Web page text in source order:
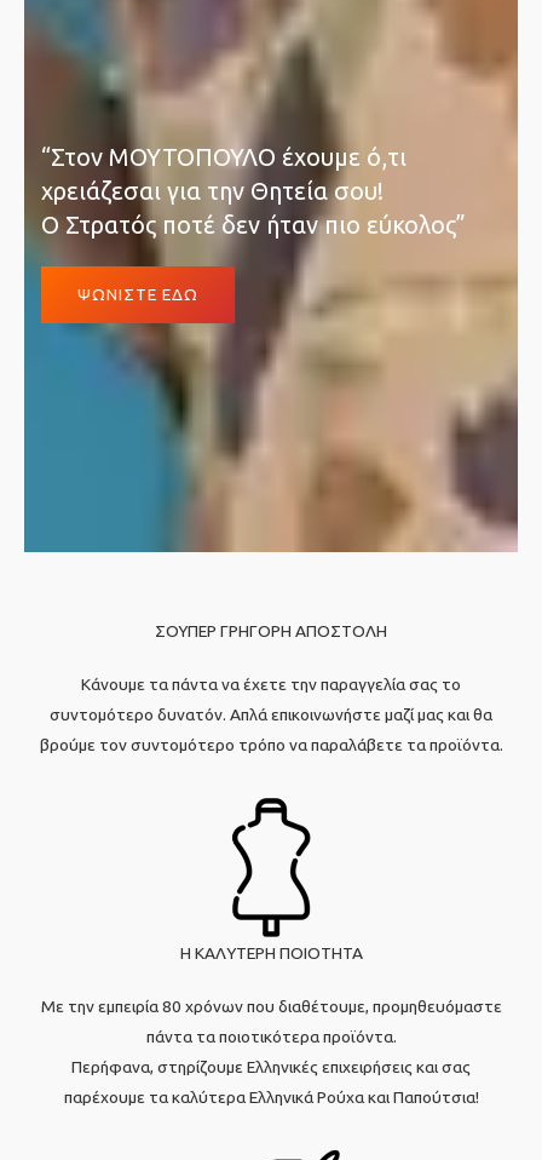
“Στον ΜΟΥΤΟΠΟΥΛΟ έχουμε ό,τι
χρειάζεσαι για την Θητεία σου!
Ο Στρατός ποτέ δεν ήταν πιο εύκολος”
ΨΩΝΙΣΤΕ ΕΔΩ
ΣΟΥΠΕΡ ΓΡΗΓΟΡΗ ΑΠΟΣΤΟΛΗ
Κάνουμε τα πάντα να έχετε την παραγγελία σας το
συντομότερο δυνατόν. Απλά επικοινωνήστε μαζί μας και θα
βρούμε τον συντομότερο τρόπο να παραλάβετε τα προϊόντα.
Η ΚΑΛΥΤΕΡΗ ΠΟΙΟΤΗΤΑ
Με την εμπειρία 80 χρόνων που διαθέτουμε, προμηθευόμαστε
πάντα τα ποιοτικότερα προϊόντα.
Περήφανα, στηρίζουμε Ελληνικές επιχειρήσεις και σας
παρέχουμε τα καλύτερα Ελληνικά Ρούχα και Παπούτσια!